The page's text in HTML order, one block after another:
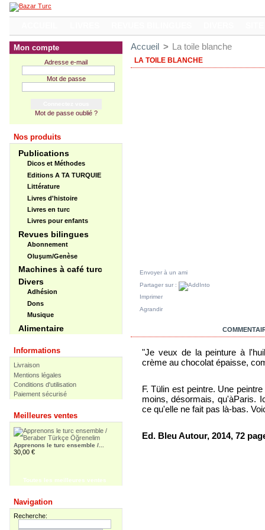
Mon compte
Adresse e-mail
Mot de passe
Mot de passe oublié ?
Nos produits
Publications
Dicos et Méthodes
Editions A TA TURQUIE
Littérature
Livres d'histoire
Livres en turc
Livres pour enfants
Revues bilingues
Abonnement
Oluşum/Genèse
Machines à café turc
Divers
Adhésion
Dons
Musique
Alimentaire
Informations
Livraison
Mentions légales
Conditions d'utilisation
Paiement sécurisé
Meilleures ventes
Apprenons le turc ensemble /...
30,00 €
55,00 €
Toutes les meilleures ventes
Navigation
Recherche:
Accueil > La toile blanche
LA TOILE BLANCHE
Envoyer à un ami
Partager sur :
Imprimer
Agrandir
"Je veux de la peinture à
crème au chocolat épaisse,
F. Tülin est peintre. Une
moins, désormais, qu'àParis.
ce qu'elle ne fait pas là-bas.
Ed. Bleu Autour, 2014, 72